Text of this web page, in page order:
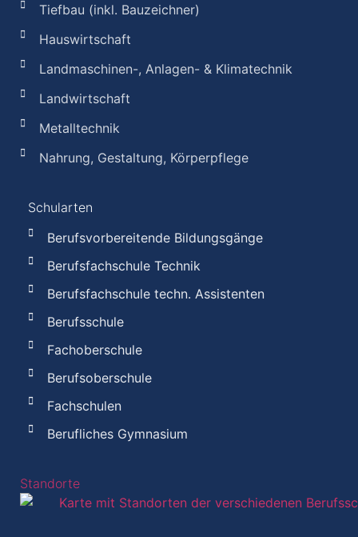
Tiefbau (inkl. Bauzeichner)
Hauswirtschaft
Landmaschinen-, Anlagen- & Klimatechnik
Landwirtschaft
Metalltechnik
Nahrung, Gestaltung, Körperpflege
Schularten
Berufsvorbereitende Bildungsgänge
Berufsfachschule Technik
Berufsfachschule techn. Assistenten
Berufsschule
Fachoberschule
Berufsoberschule
Fachschulen
Berufliches Gymnasium
Standorte